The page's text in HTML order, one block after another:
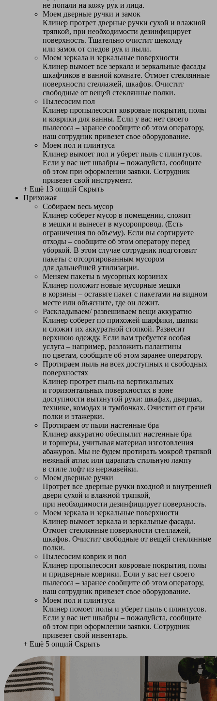
не попали на кожу рук и лица.
Моем дверные ручки и замок
Клинер протрет дверные ручки сухой и влажной
тряпкой, при необходимости дезинфицирует
поверхность. Тщательно очистит щеколду
или замок от следов рук и пыли.
Моем зеркала и зеркальные поверхности
Клинер вымоет все зеркала и зеркальные фасады
шкафчиков в ванной комнате. Отмоет стеклянные
поверхности стеллажей, шкафов. Очистит
свободные от вещей стеклянные полки.
Пылесосим пол
Клинер пропылесосит ковровые покрытия, полы
и коврики для ванны. Если у вас нет своего
пылесоса – заранее сообщите об этом оператору,
наш сотрудник привезет свое оборудование.
Моем пол и плинтуса
Клинер вымоет пол и уберет пыль с плинтусов.
Если у вас нет швабры – пожалуйста, сообщите
об этом при оформлении заявки. Сотрудник
привезет свой инструмент.
+ Ещё 13 опций Скрыть
Прихожая
Собираем весь мусор
Клинер соберет мусор в помещении, сложит
в мешки и вынесет в мусоропровод. (Есть
ограничения по объему). Если вы сортируете
отходы – сообщите об этом оператору перед
уборкой. В этом случае сотрудник подготовит
пакеты с отсортированным мусором
для дальнейшей утилизации.
Меняем пакеты в мусорных корзинах
Клинер положит новые мусорные мешки
в корзины – оставьте пакет с пакетами на видном
месте или объясните, где он лежит.
Раскладываем/ развешиваем вещи аккуратно
Клинер соберет по прихожей шарфики, шапки
и сложит их аккуратной стопкой. Развесит
верхнюю одежду. Если вам требуется особая
услуга – например, разложить палантины
по цветам, сообщите об этом заранее оператору.
Протираем пыль на всех доступных и свободных
поверхностях
Клинер протрет пыль на вертикальных
и горизонтальных поверхностях в зоне
доступности вытянутой руки: шкафах, дверцах,
технике, комодах и тумбочках. Очистит от грязи
полки и этажерки.
Протираем от пыли настенные бра
Клинер аккуратно обеспылит настенные бра
и торшеры, учитывая материал изготовления
абажуров. Мы не будем протирать мокрой тряпкой
нежный атлас или царапать стильную лампу
в стиле лофт из нержавейки.
Моем дверные ручки
Протрет все дверные ручки входной и внутренней
двери сухой и влажной тряпкой,
при необходимости дезинфицирует поверхность.
Моем зеркала и зеркальные поверхности
Клинер вымоет зеркала и зеркальные фасады.
Отмоет стеклянные поверхности стеллажей,
шкафов. Очистит свободные от вещей стеклянные
полки.
Пылесосим коврик и пол
Клинер пропылесосит ковровые покрытия, полы
и придверные коврики. Если у вас нет своего
пылесоса – заранее сообщите об этом оператору,
наш сотрудник привезет свое оборудование.
Моем пол и плинтуса
Клинер помоет полы и уберет пыль с плинтусов.
Если у вас нет швабры – пожалуйста, сообщите
об этом при оформлении заявки. Сотрудник
привезет свой инвентарь.
+ Ещё 5 опций Скрыть